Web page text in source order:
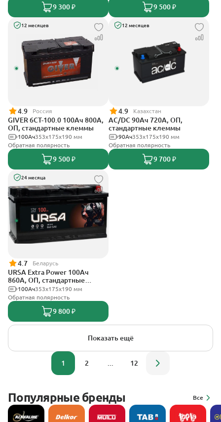
9 300 ₽ 9 500 ₽
12 месяцев
4.9 Россия
GIVER 6CT-100.0 100Ач 800А,
ОП, стандартные клеммы
353х175х190 мм
100Ач
Обратная полярность
9 500 ₽
12 месяцев
4.9 Казахстан
AC/DC 90Ач 720А, ОП,
стандартные клеммы
353х175х190 мм
90Ач
Обратная полярность
9 700 ₽
24 месяца
4.7 Беларусь
URSA Extra Power 100Ач
860А, ОП, стандартные
клеммы353х175х190 мм
100Ач
Обратная полярность
9 800 ₽
Показать ещё
1 2 12
Популярные бренды Все